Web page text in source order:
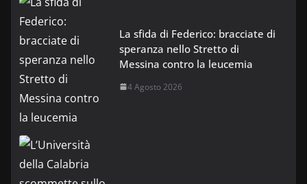
La sfida di Federico: bracciate di
speranza nello Stretto di
Messina contro la leucemia
4 Agosto 2026